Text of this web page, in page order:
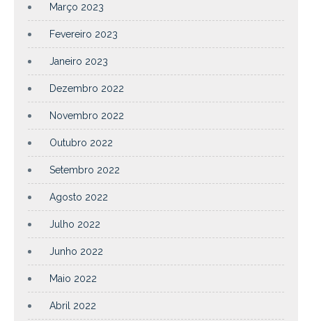
Março 2023
Fevereiro 2023
Janeiro 2023
Dezembro 2022
Novembro 2022
Outubro 2022
Setembro 2022
Agosto 2022
Julho 2022
Junho 2022
Maio 2022
Abril 2022